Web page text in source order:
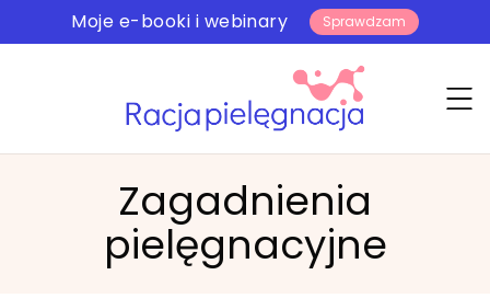
Moje e-booki i webinary Sprawdzam
Zagadnienia
pielęgnacyjne